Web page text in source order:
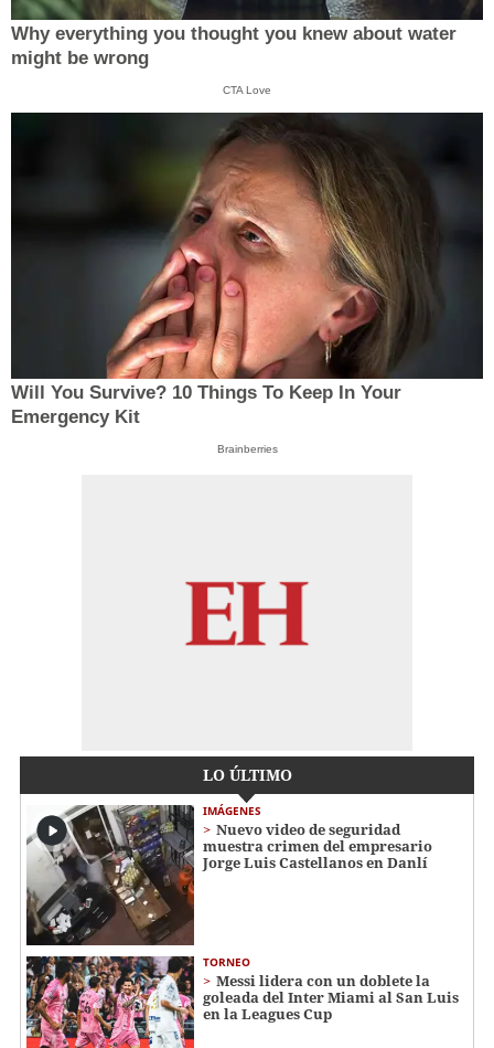
Why everything you thought you knew about water
might be wrong
CTA Love
Will You Survive? 10 Things To Keep In Your
Emergency Kit
Brainberries
LO ÚLTIMO
IMÁGENES
Nuevo video de seguridad
muestra crimen del empresario
Jorge Luis Castellanos en Danlí
TORNEO
Messi lidera con un doblete la
goleada del Inter Miami al San Luis
en la Leagues Cup